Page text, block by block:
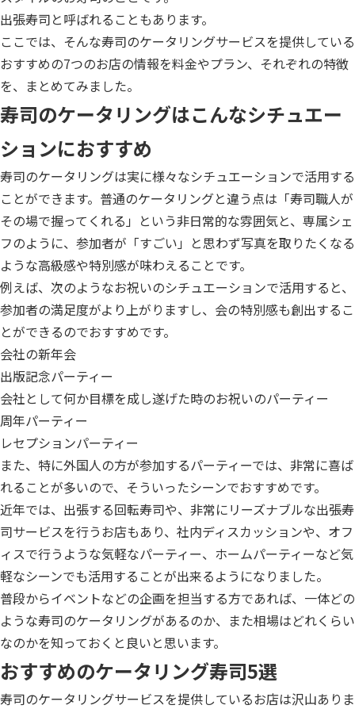
出張寿司と呼ばれることもあります。
ここでは、そんな寿司のケータリングサービスを提供している
おすすめの7つのお店の情報を料金やプラン、それぞれの特徴
を、まとめてみました。
寿司のケータリングはこんなシチュエー
ションにおすすめ
寿司のケータリングは実に様々なシチュエーションで活用する
ことができます。普通のケータリングと違う点は「寿司職人が
その場で握ってくれる」という非日常的な雰囲気と、専属シェ
フのように、参加者が「すごい」と思わず写真を取りたくなる
ような高級感や特別感が味わえることです。
例えば、次のようなお祝いのシチュエーションで活用すると、
参加者の満足度がより上がりますし、会の特別感も創出するこ
とができるのでおすすめです。
会社の新年会
出版記念パーティー
会社として何か目標を成し遂げた時のお祝いのパーティー
周年パーティー
レセプションパーティー
また、特に外国人の方が参加するパーティーでは、非常に喜ば
れることが多いので、そういったシーンでおすすめです。
近年では、出張する回転寿司や、非常にリーズナブルな出張寿
司サービスを行うお店もあり、社内ディスカッションや、オフ
ィスで行うような気軽なパーティー、ホームパーティーなど気
軽なシーンでも活用することが出来るようになりました。
普段からイベントなどの企画を担当する方であれば、一体どの
ような寿司のケータリングがあるのか、また相場はどれくらい
なのかを知っておくと良いと思います。
おすすめのケータリング寿司5選
寿司のケータリングサービスを提供しているお店は沢山ありま